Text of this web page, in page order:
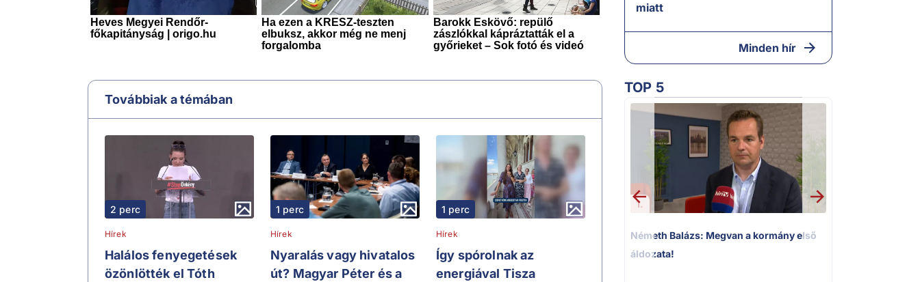
Továbbiak a témában
2 perc
Hírek
Halálos fenyegetések
özönlötték el Tóth
1 perc
Hírek
Nyaralás vagy hivatalos
út? Magyar Péter és a
1 perc
Hírek
Így spórolnak az
energiával Tisza
miatt
Minden hír
TOP 5
1.
Németh Balázs: Megvan a kormány első
áldozata!